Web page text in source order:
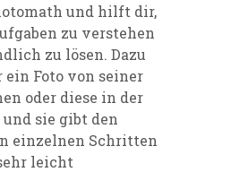
und hilft dir,
zu verstehen
zu lösen. Dazu
ein Foto von seiner
oder diese in der
sie gibt den
einzelnen Schritten
leicht